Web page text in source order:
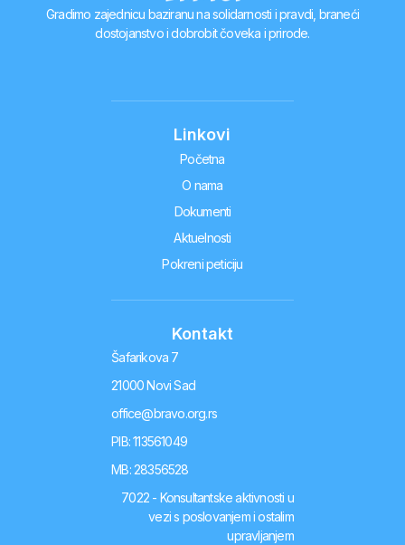
Gradimo zajednicu baziranu na solidarnosti i pravdi, braneći
dostojanstvo i dobrobit čoveka i prirode.
Linkovi
Početna
O nama
Dokumenti
Aktuelnosti
Pokreni peticiju
Kontakt
Šafarikova 7
21000 Novi Sad
office@bravo.org.rs
PIB: 113561049
MB: 28356528
7022 - Konsultantske aktivnosti u
vezi s poslovanjem i ostalim
upravljanjem